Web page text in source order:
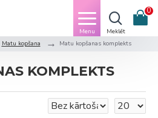
0
Matu kopšana Matu kopšanas komplekts
KOMPLEKTS